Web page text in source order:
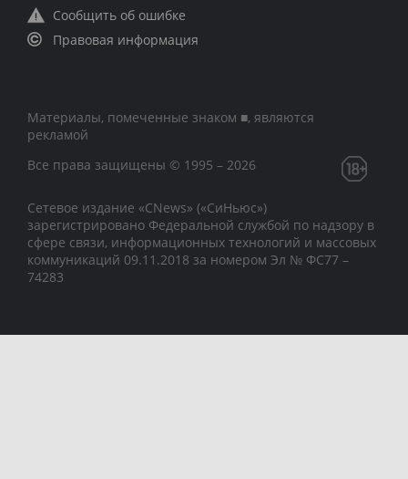
Сообщить об ошибке
Правовая информация
Материалы, помеченные знаком ■, являются
рекламой
Все права защищены © 1995 – 2026
Сетевое издание «CNews» («СиНьюс»)
зарегистрировано Федеральной службой по надзору в
сфере связи, информационных технологий и массовых
коммуникаций 09.11.2018 за номером Эл № ФС77 –
74283